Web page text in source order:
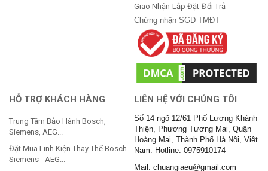
Giao Nhận-Lắp Đặt-Đổi Trả
Chứng nhận SGD TMĐT
HỖ TRỢ KHÁCH HÀNG
Trung Tâm Bảo Hành Bosch,
Siemens, AEG...
Đặt Mua Linh Kiện Thay Thế Bosch -
Siemens - AEG...
LIÊN HỆ VỚI CHÚNG TÔI
Số 14 ngõ 12/61 Phố Lương Khánh
Thiện, Phương Tương Mai, Quận
Hoàng Mai, Thành Phố Hà Nội, Việt
Nam. Hotline: 0975910174
Mail: chuangiaeu@gmail.com